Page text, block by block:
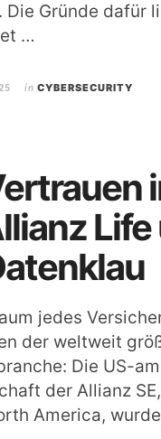
Die Gründe dafür
…
in CYBERSECURITY
jedes
der weltweit
Die US-
der Allianz
America,